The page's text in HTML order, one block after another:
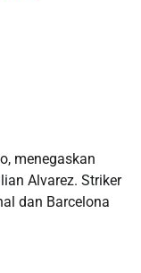
menegaskan
Alvarez. Striker
dan Barcelona